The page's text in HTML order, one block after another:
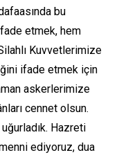
bu
etmek, hem
Kuvvetlerimize
ifade etmek için
askerlerimize
cennet olsun.
Hazreti
ediyoruz, dua